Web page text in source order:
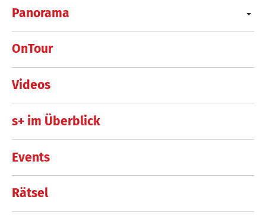
Panorama
OnTour
Videos
s+ im Überblick
Events
Rätsel